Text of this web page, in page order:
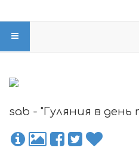
sab - "Гуляния в день